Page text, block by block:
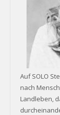
Auf SOLO
nach
Landleben,